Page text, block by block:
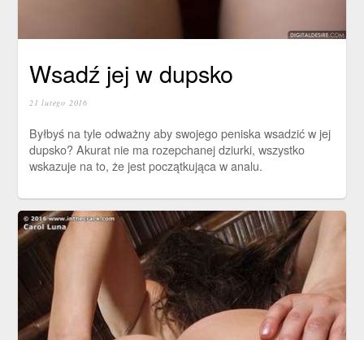
Wsadź jej w dupsko
21 lutego 2016
Byłbyś na tyle odważny aby swojego peniska wsadzić w jej
dupsko? Akurat nie ma rozepchanej dziurki, wszystko
wskazuje na to, że jest początkująca w analu.